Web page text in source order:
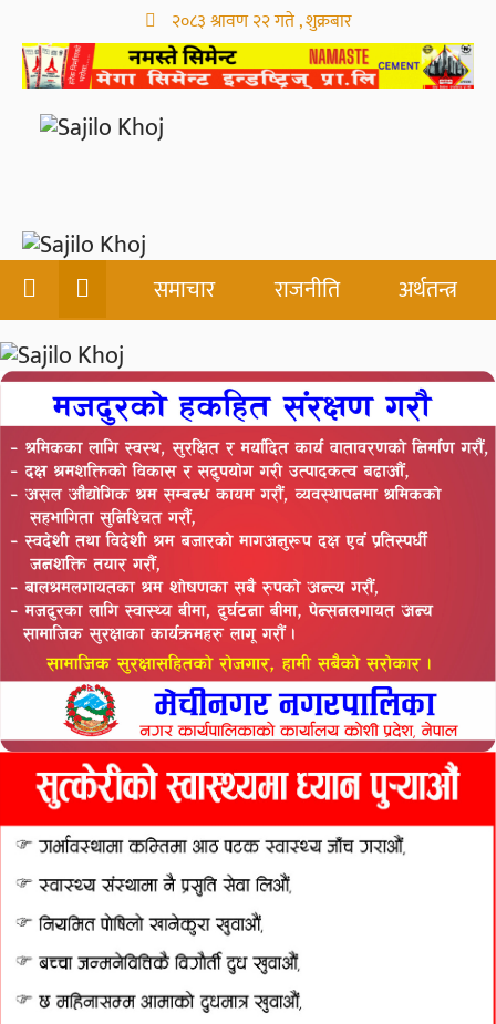
२०८३ श्रावण २२ गते , शुक्रबार
समाचार राजनीति अर्थतन्त्र